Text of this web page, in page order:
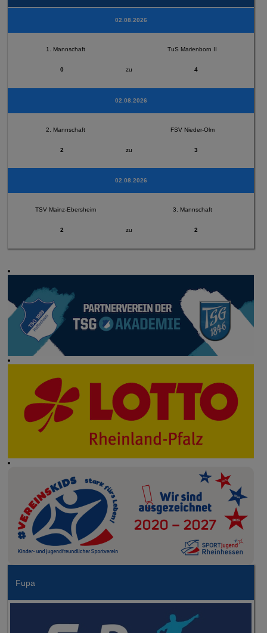
02.08.2026
1. Mannschaft TuS Marienborn II
0 zu 4
02.08.2026
2. Mannschaft FSV Nieder-Olm
2 zu 3
02.08.2026
TSV Mainz-Ebersheim 3. Mannschaft
2 zu 2
Fupa